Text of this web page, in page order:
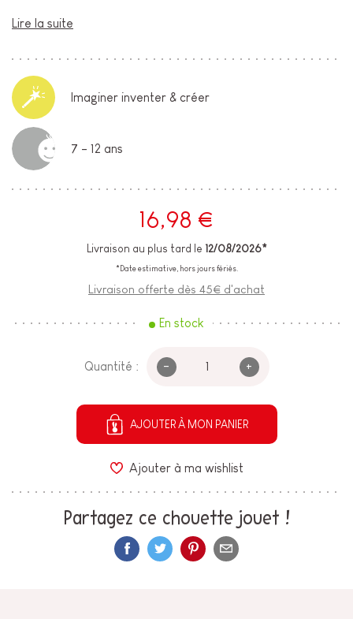
Lire la suite
Imaginer inventer & créer
7 - 12 ans
16,98 €
Livraison au plus tard le 12/08/2026*
*Date estimative, hors jours fériés.
Livraison offerte dès 45€ d'achat
En stock
Quantité : - +
AJOUTER À MON PANIER
Ajouter à ma wishlist
Partagez ce chouette jouet !